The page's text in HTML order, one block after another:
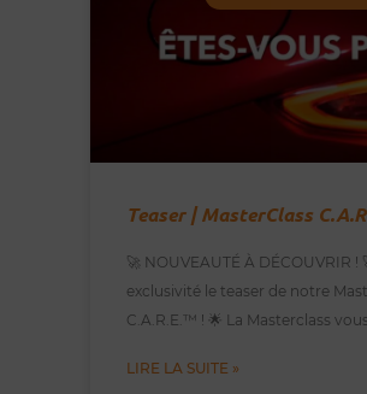
Teaser | MasterClass
🚀 NOUVEAUTÉ À DÉCOUVRIR !
exclusivité le teaser de notre
C.A.R.E.™️ ! 🌟 La Masterclass
LIRE LA SUITE »